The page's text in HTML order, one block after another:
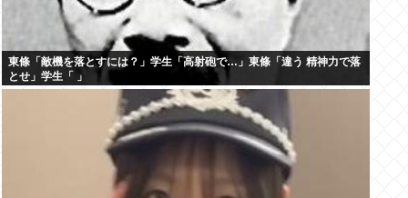
東條「敵機を落とすには？」学生「高射砲で…」東條「違う 精神力で落
とせ」学生「 」